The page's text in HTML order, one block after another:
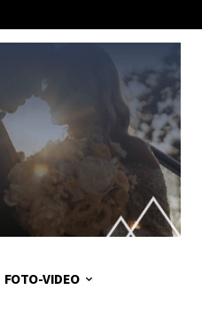
FOTO-VIDEO